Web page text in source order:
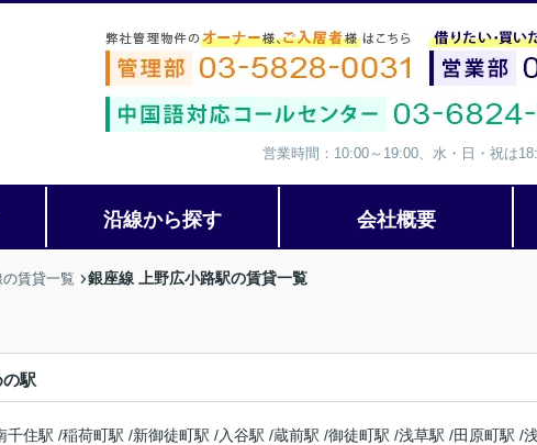
営業時間：10:00～19:00、水・日・祝は
沿線から探す 会社概要
賃貸一覧 銀座線 上野広小路駅の賃貸一覧
駅
千住駅 /稲荷町駅 /新御徒町駅 /入谷駅 /蔵前駅 /御徒町駅 /浅草駅 /田原町駅 /